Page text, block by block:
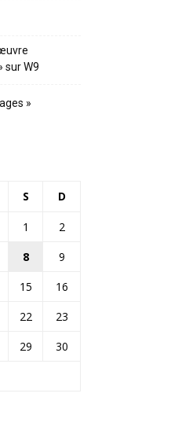
sur W9
»
S D
1
2
8
9
15
16
22
23
29
30